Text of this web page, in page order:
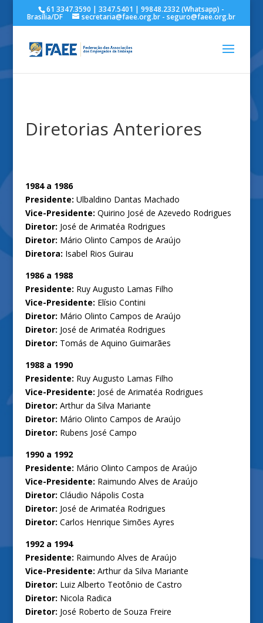
61 3347.3590 | 3347.5401 | 99848.2332 (Whatsapp) -
Brasília/DF secretaria@faee.org.br - seguro@faee.org.br
Diretorias Anteriores
1984 a 1986
Presidente: Ulbaldino Dantas Machado
Vice-Presidente: Quirino José de Azevedo Rodrigues
Diretor: José de Arimatéa Rodrigues
Diretor: Mário Olinto Campos de Araújo
Diretora: Isabel Rios Guirau
1986 a 1988
Presidente: Ruy Augusto Lamas Filho
Vice-Presidente: Elísio Contini
Diretor: Mário Olinto Campos de Araújo
Diretor: José de Arimatéa Rodrigues
Diretor: Tomás de Aquino Guimarães
1988 a 1990
Presidente: Ruy Augusto Lamas Filho
Vice-Presidente: José de Arimatéa Rodrigues
Diretor: Arthur da Silva Mariante
Diretor: Mário Olinto Campos de Araújo
Diretor: Rubens José Campo
1990 a 1992
Presidente: Mário Olinto Campos de Araújo
Vice-Presidente: Raimundo Alves de Araújo
Diretor: Cláudio Nápolis Costa
Diretor: José de Arimatéa Rodrigues
Diretor: Carlos Henrique Simões Ayres
1992 a 1994
Presidente: Raimundo Alves de Araújo
Vice-Presidente: Arthur da Silva Mariante
Diretor: Luiz Alberto Teotônio de Castro
Diretor: Nicola Radica
Diretor: José Roberto de Souza Freire